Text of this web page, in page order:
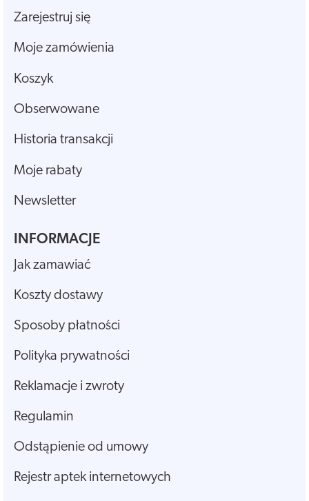
Zarejestruj się
Moje zamówienia
Koszyk
Obserwowane
Historia transakcji
Moje rabaty
Newsletter
INFORMACJE
Jak zamawiać
Koszty dostawy
Sposoby płatności
Polityka prywatności
Reklamacje i zwroty
Regulamin
Odstąpienie od umowy
Rejestr aptek internetowych